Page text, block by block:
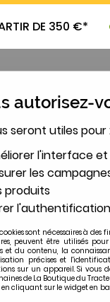
DE 350 €*
>Démarreur
autorisez-
seront utiles pour
l'interface
les
produits
sont nécessaires à des
peuvent être utilisés
et du contenu, la
précises et
sur un appareil. Si vous
de La Boutique du
cliquant sur le widget en